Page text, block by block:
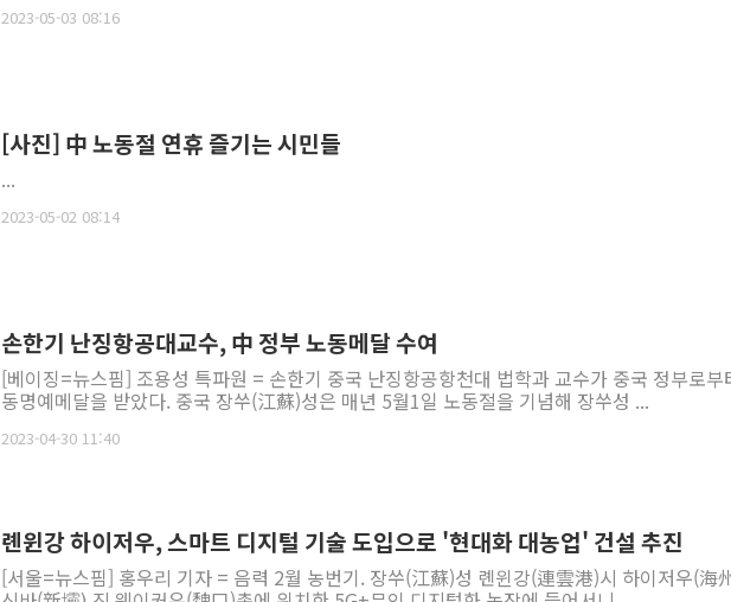
2023-05-03 08:16
[사진] 中 노동절 연휴 즐기는 시민들
...
2023-05-02 08:14
손한기 난징항공대교수, 中 정부 노동메달 수여
[베이징=뉴스핌] 조용성 특파원 = 손한기 중국 난징항공항천대 법학과 교수가 중국 정부로부
동명예메달을 받았다. 중국 장쑤(江蘇)성은 매년 5월1일 노동절을 기념해 장쑤성 ...
2023-04-30 11:40
롄윈강 하이저우, 스마트 디지털 기술 도입으로 '현대화 대농업' 건설 추진
[서울=뉴스핌] 홍우리 기자 = 음력 2월 농번기. 장쑤(江蘇)성 롄윈강(連雲港)시 하이저우(海